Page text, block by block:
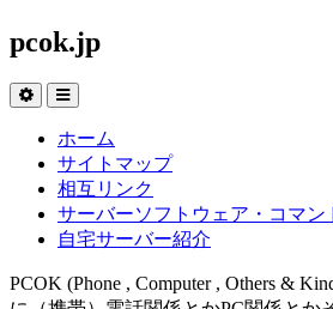
pcok.jp
ホーム
サイトマップ
相互リンク
サーバーソフトウェア・コマン
自宅サーバー紹介
PCOK (Phone , Computer , Others &